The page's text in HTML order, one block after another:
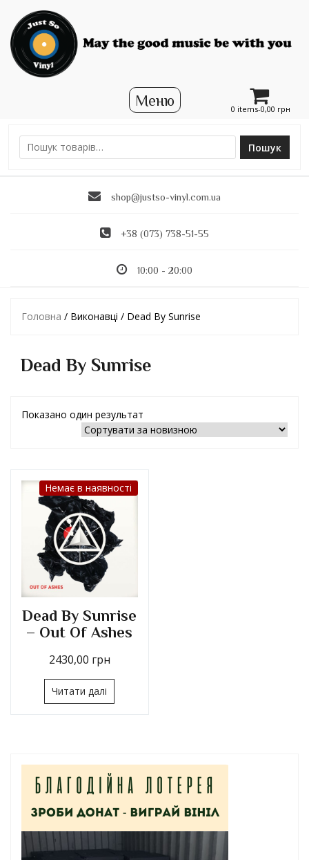
0 items-0,00 грн
Ш
Пошук
shop@justso-vinyl.com.ua
+38 (073) 738-51-55
10:00 - 20:00
Головна / Виконавці / Dead By Sunrise
Dead By Sunrise
Показано один результат
Немає в наявності
Dead By Sunrise
– Out Of Ashes
2430,00 грн
Читати далі